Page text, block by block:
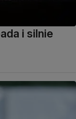
i silnie